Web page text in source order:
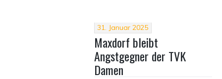
31. Januar 2025
Maxdorf bleibt
Angstgegner der TVK
Damen